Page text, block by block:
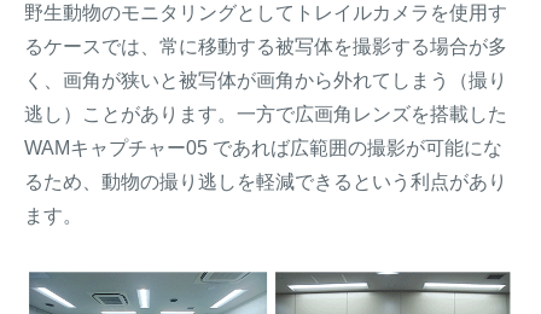
野生動物のモニタリングとしてトレイルカメラを使用す
るケースでは、常に移動する被写体を撮影する場合が多
く、画角が狭いと被写体が画角から外れてしまう（撮り
逃し）ことがあります。一方で広画角レンズを搭載した
WAMキャプチャー05 であれば広範囲の撮影が可能にな
るため、動物の撮り逃しを軽減できるという利点があり
ます。